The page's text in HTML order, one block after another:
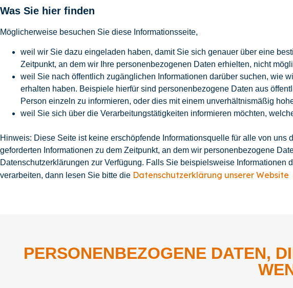
Was Sie hier finden
Möglicherweise besuchen Sie diese Informationsseite,
weil wir Sie dazu eingeladen haben, damit Sie sich genauer über eine
Zeitpunkt, an dem wir Ihre personenbezogenen Daten erhielten, nicht
weil Sie nach öffentlich zugänglichen Informationen darüber suchen, wie
erhalten haben. Beispiele hierfür sind personenbezogene Daten aus
Person einzeln zu informieren, oder dies mit einem unverhältnismäßig
weil Sie sich über die Verarbeitungstätigkeiten informieren möchten,
Hinweis: Diese Seite ist keine erschöpfende Informationsquelle für alle von
geforderten Informationen zu dem Zeitpunkt, an dem wir personenbezogene
Datenschutzerklärungen zur Verfügung. Falls Sie beispielsweise
verarbeiten, dann lesen Sie bitte die Datenschutzerklärung unserer Website
PERSONENBEZOGENE DATEN,